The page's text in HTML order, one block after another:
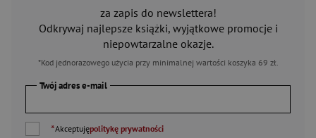
za zapis do newslettera!
Odkrywaj najlepsze książki, wyjątkowe promocje i
niepowtarzalne okazje.
*Kod jednorazowego użycia przy minimalnej wartości koszyka 69 zł.
Twój adres e-mail
*Akceptujępolitykę prywatności